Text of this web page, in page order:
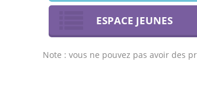
ESPACE JEUNES
Note : vous ne pouvez pas avoir des